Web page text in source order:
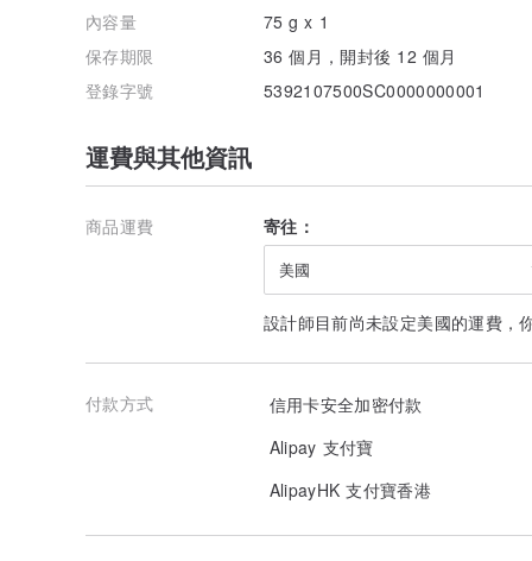
內容量
75 g x 1
保存期限
36 個月，開封後 12 個月
登錄字號
5392107500SC0000000001
運費與其他資訊
商品運費 寄往：
美國
設計師目前尚未設定美國的運費，
付款方式
信用卡安全加密付款
Alipay 支付寶
AlipayHK 支付寶香港